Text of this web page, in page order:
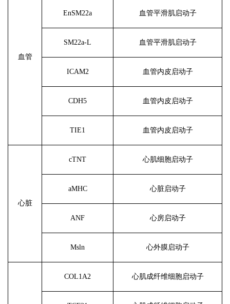
血管
EnSM22a 血管平滑肌启动子
SM22a-L 血管平滑肌启动子
ICAM2 血管内皮启动子
CDH5 血管内皮启动子
TIE1 血管内皮启动子
心脏
cTNT 心肌细胞启动子
aMHC 心脏启动子
ANF 心房启动子
Msln 心外膜启动子
COL1A2 心肌成纤维细胞启动子